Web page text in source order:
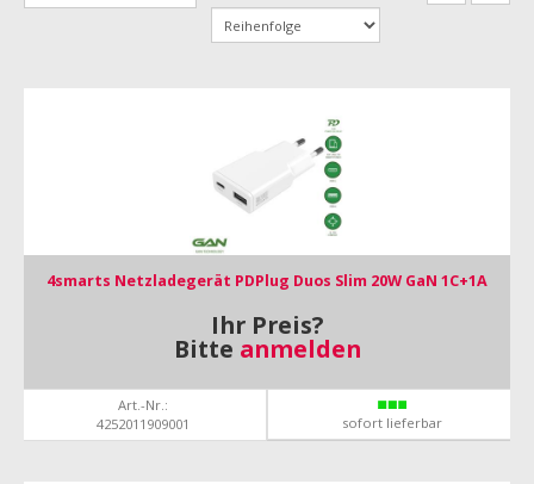
4smarts Netzladegerät PDPlug Duos Slim 20W GaN 1C+1A
Ihr Preis?
Bitte anmelden
Art.-Nr.:
4252011909001
sofort lieferbar